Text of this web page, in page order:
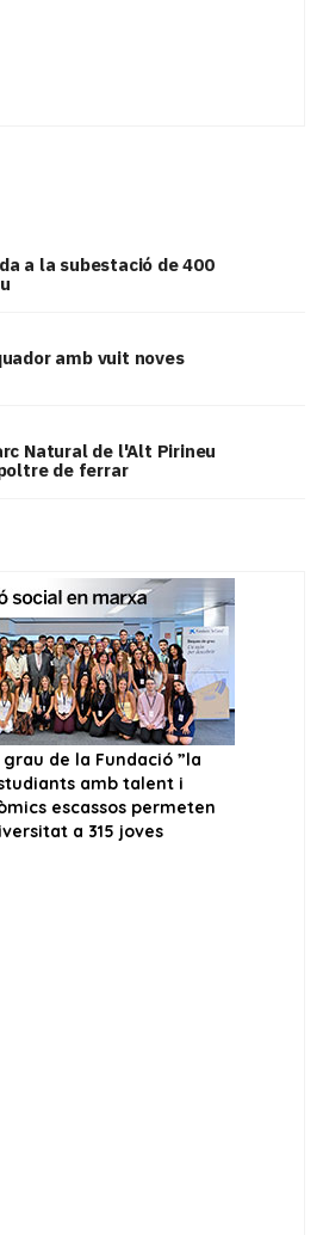
a la subestació de 400
amb vuit noves
Natural de l'Alt Pirineu
de ferrar